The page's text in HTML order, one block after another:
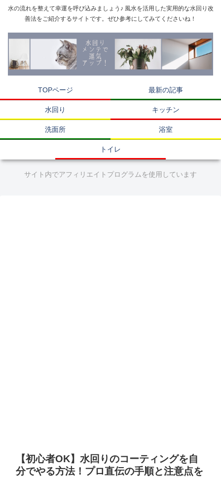
水の流れを整えて幸運を呼び込みましょう♪ 風水を活用した実用的な水回り改
善法をご紹介するサイトです。ぜひ参考にしてみてくださいね！
TOPページ 最新の記事
水回り キッチン
洗面所 浴室
トイレ
サイト内でアフィリエイトプログラムを使用しています
【初心者OK】水回りのコーティングを自
分でやる方法！プロ直伝の手順と注意点を